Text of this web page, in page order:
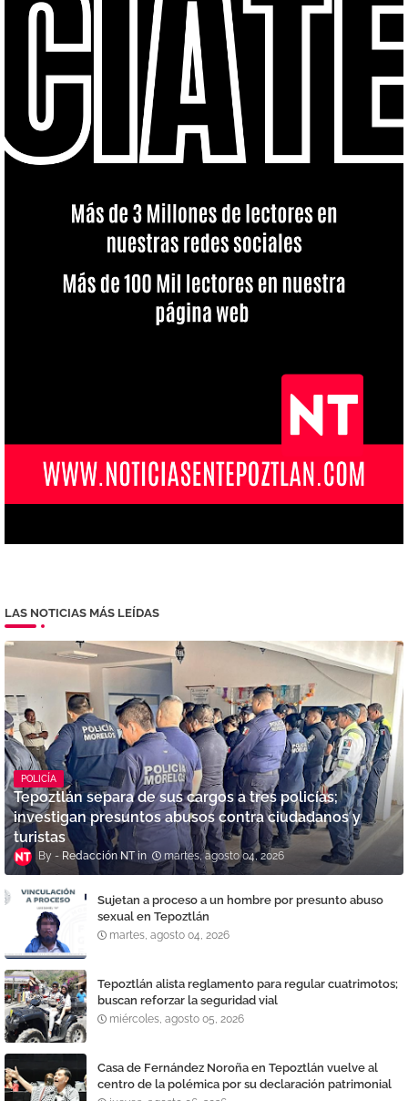
LAS NOTICIAS MÁS LEÍDAS
POLICÍA
Tepoztlán separa de sus cargos a tres policías;
investigan presuntos abusos contra ciudadanos y
turistas
Redacción NT martes, agosto 04, 2026
Sujetan a proceso a un hombre por presunto abuso
sexual en Tepoztlán
martes, agosto 04, 2026
Tepoztlán alista reglamento para regular cuatrimotos;
buscan reforzar la seguridad vial
miércoles, agosto 05, 2026
Casa de Fernández Noroña en Tepoztlán vuelve al
centro de la polémica por su declaración patrimonial